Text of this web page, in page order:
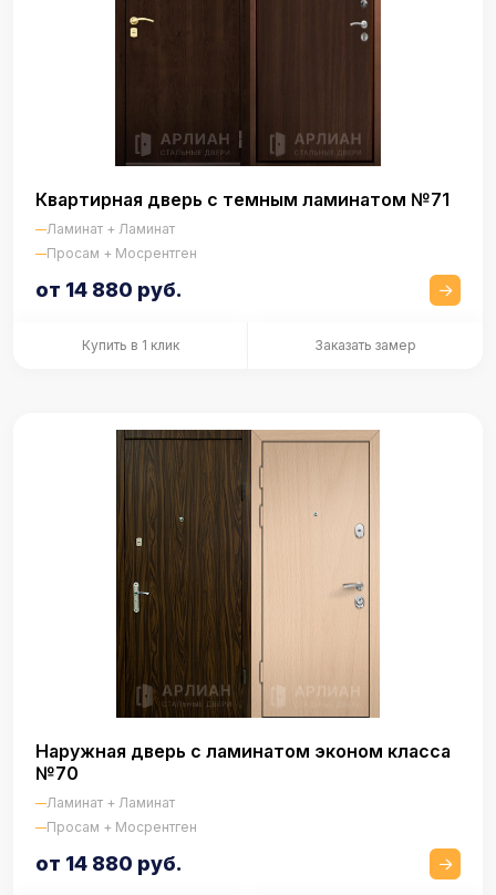
Квартирная дверь с темным ламинатом №71
Ламинат + Ламинат
Просам + Мосрентген
от 14 880 руб.
Купить в 1 клик Заказать замер
Наружная дверь с ламинатом эконом класса
№70
Ламинат + Ламинат
Просам + Мосрентген
от 14 880 руб.